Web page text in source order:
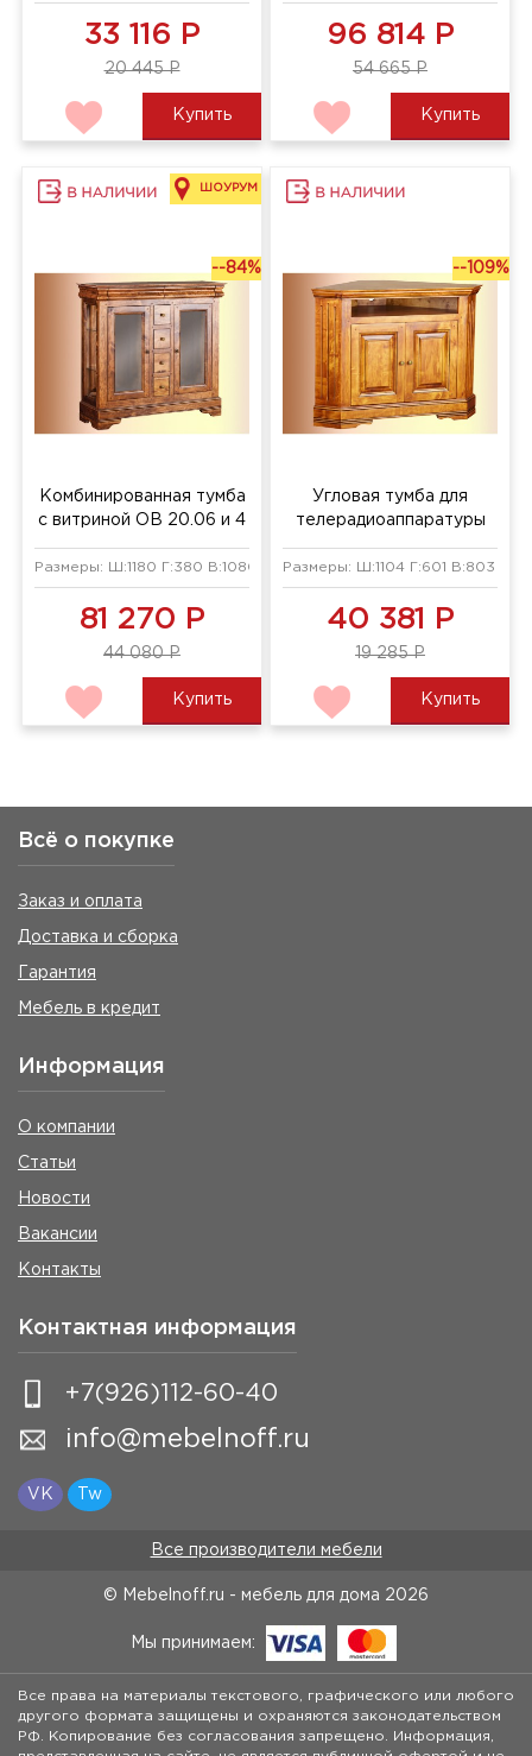
33 116 Р
20 445 Р
Купить
96 814 Р
54 665 Р
Купить
ШОУРУМ
--84%
Комбинированная тумба
с витриной ОВ 20.06 и 4
Размеры: Ш:1180 Г:380 В:1080 мм
81 270 Р
44 080 Р
Купить
--109%
Угловая тумба для
телерадиоаппаратуры
Размеры: Ш:1104 Г:601 В:803 мм
40 381 Р
19 285 Р
Купить
Всё о покупке
Заказ и оплата
Доставка и сборка
Гарантия
Мебель в кредит
Информация
О компании
Статьи
Новости
Вакансии
Контакты
Контактная информация
+7(926)112-60-40
info@mebelnoff.ru
VK Tw
Все производители мебели
© Mebelnoff.ru - мебель для дома 2026
Мы принимаем:
Все права на материалы текстового, графического или любого
другого формата защищены и охраняются законодательством
РФ. Копирование без согласования запрещено. Информация,